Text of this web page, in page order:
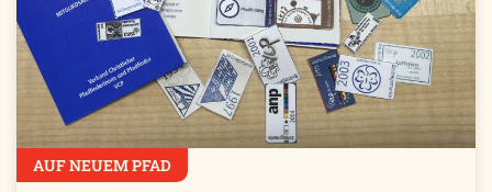
AUF NEUEM PFAD